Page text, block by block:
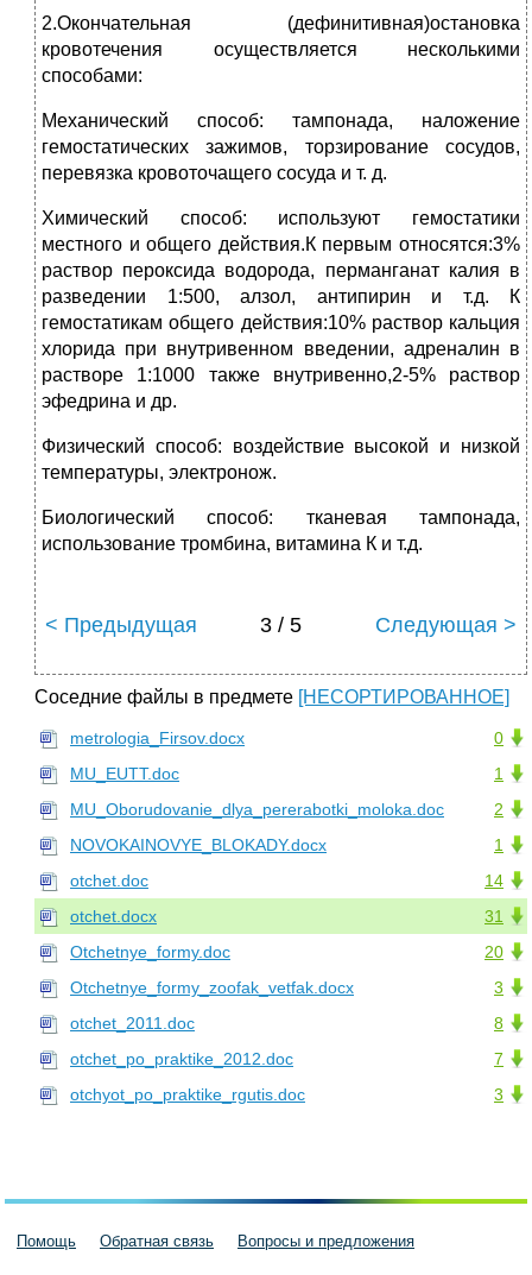
2.Окончательная (дефинитивная)остановка
кровотечения осуществляется несколькими
способами:
Механический способ: тампонада, наложение
гемостатических зажимов, торзирование сосудов,
перевязка кровоточащего сосуда и т. д.
Химический способ: используют гемостатики
местного и общего действия.К первым относятся:3%
раствор пероксида водорода, перманганат калия в
разведении 1:500, алзол, антипирин и т.д. К
гемостатикам общего действия:10% раствор кальция
хлорида при внутривенном введении, адреналин в
растворе 1:1000 также внутривенно,2-5% раствор
эфедрина и др.
Физический способ: воздействие высокой и низкой
температуры, электронож.
Биологический способ: тканевая тампонада,
использование тромбина, витамина К и т.д.
< Предыдущая 3 / 5 Следующая >
Соседние файлы в предмете [НЕСОРТИРОВАННОЕ]
0
metrologia_Firsov.docx
1
MU_EUTT.doc
2
MU_Oborudovanie_dlya_pererabotki_moloka.doc
1
NOVOKAINOVYE_BLOKADY.docx
14
otchet.doc
31
otchet.docx
20
Otchetnye_formy.doc
3
Otchetnye_formy_zoofak_vetfak.docx
8
otchet_2011.doc
7
otchet_po_praktike_2012.doc
3
otchyot_po_praktike_rgutis.doc
Помощь Обратная связь Вопросы и предложения